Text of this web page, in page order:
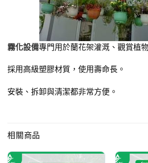
霧化設備專門用於蘭花架灌溉、觀賞植
採用高級塑膠材質，使用壽命長。
安裝、拆卸與清潔都非常方便。
相關商品